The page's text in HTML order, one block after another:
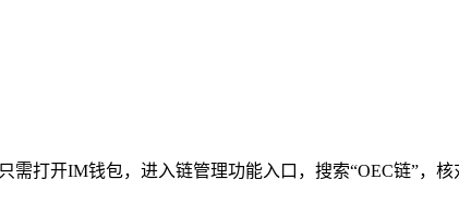
打开IM钱包，进入链管理功能入口，搜索“OEC链”，